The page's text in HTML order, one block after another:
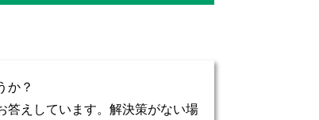
か？
答えしています。解決策がない場